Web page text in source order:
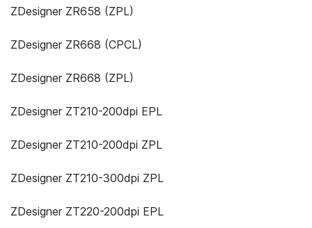
ZDesigner ZR658 (ZPL)
ZDesigner ZR668 (CPCL)
ZDesigner ZR668 (ZPL)
ZDesigner ZT210-200dpi EPL
ZDesigner ZT210-200dpi ZPL
ZDesigner ZT210-300dpi ZPL
ZDesigner ZT220-200dpi EPL